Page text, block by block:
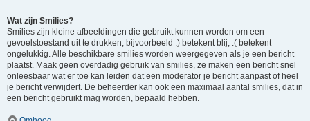
Wat zijn Smilies?
Smilies zijn kleine afbeeldingen die gebruikt kunnen worden om een
gevoelstoestand uit te drukken, bijvoorbeeld :) betekent blij, :( betekent
ongelukkig. Alle beschikbare smilies worden weergegeven als je een bericht
plaatst. Maak geen overdadig gebruik van smilies, ze maken een bericht snel
onleesbaar wat er toe kan leiden dat een moderator je bericht aanpast of heel
je bericht verwijdert. De beheerder kan ook een maximaal aantal smilies, dat in
een bericht gebruikt mag worden, bepaald hebben.